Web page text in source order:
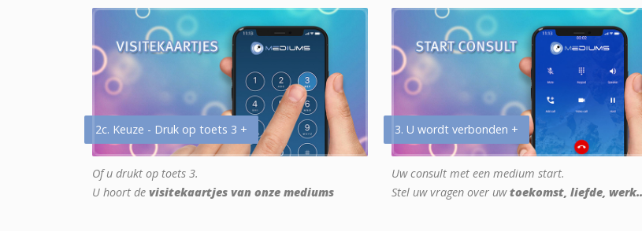
2c. Keuze - Druk op toets 3 +
Of u drukt op toets 3.
U hoort de visitekaartjes van onze mediums
3. U wordt verbonden +
Uw consult met een medium start.
Stel uw vragen over uwtoekomst, liefde,